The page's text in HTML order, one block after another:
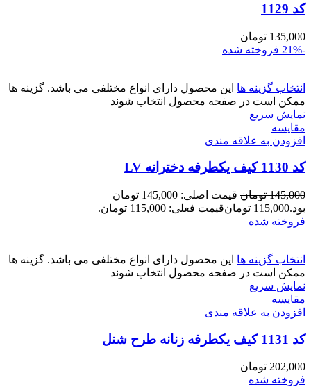
کد 1129
135,000 تومان
-21%
فروخته شده
انتخاب گزینه ها این محصول دارای انواع مختلفی می باشد. گزینه ها
ممکن است در صفحه محصول انتخاب شوند
نمایش سریع
مقايسه
افزودن به علاقه مندی
کد 1130 کیف یکطرفه دخترانه LV
145,000 تومان
قیمت اصلی: 145,000 تومان
بود.115,000 تومانقیمت فعلی: 115,000 تومان.
فروخته شده
انتخاب گزینه ها این محصول دارای انواع مختلفی می باشد. گزینه ها
ممکن است در صفحه محصول انتخاب شوند
نمایش سریع
مقايسه
افزودن به علاقه مندی
کد 1131 کیف یکطرفه زنانه طرح شنل
202,000 تومان
فروخته شده